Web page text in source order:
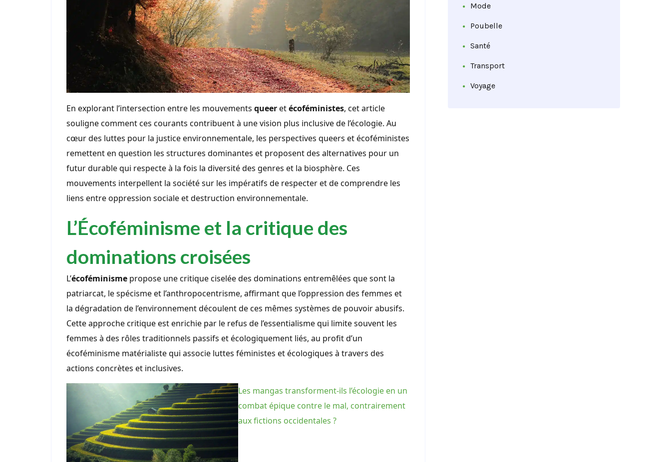
En explorant l’intersection entre les mouvements queeretécoféministes, cet article
souligne comment ces courants contribuent à une vision plus inclusive de l’écologie. Au
cœur des luttes pour la justice environnementale, les perspectives queers et écoféministes
remettent en question les structures dominantes et proposent des alternatives pour un
futur durable qui respecte à la fois la diversité des genres et la biosphère. Ces
mouvements interpellent la société sur les impératifs de respecter et de comprendre les
liens entre oppression sociale et destruction environnementale.
L’Écoféminisme et la critique des
dominations croisées
L’écoféminisme propose une critique ciselée des dominations entremêlées que sont la
patriarcat, le spécisme et l’anthropocentrisme, affirmant que l’oppression des femmes et
la dégradation de l’environnement découlent de ces mêmes systèmes de pouvoir abusifs.
Cette approche critique est enrichie par le refus de l’essentialisme qui limite souvent les
femmes à des rôles traditionnels passifs et écologiquement liés, au profit d’un
écoféminisme matérialiste qui associe luttes féministes et écologiques à travers des
actions concrètes et inclusives.
Les mangas transforment-ils l’écologie en un
combat épique contre le mal, contrairement
aux fictions occidentales ?
Mode
Poubelle
Santé
Transport
Voyage